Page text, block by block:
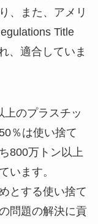
、また、アメリ
Title
、適合していま
上のプラスチッ
％は使い捨て
800万トン以上
います。
とする使い捨て
問題の解決に貢